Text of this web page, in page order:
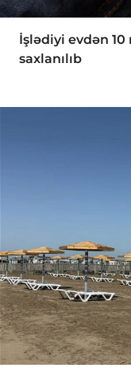
İşlədiyi evdən
saxlanılıb